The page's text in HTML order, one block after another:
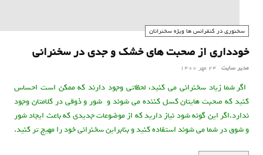
سخنوری در کنفرانس ها ويژه سخنرانان
خودداری از صحبت های خشک و جدی در سخنرانی
مدیر سایت 24 مهر 1400
اگر شما زياد سخنرانی می کنيد، لحظاتی وجود دارند که ممکن است احساس
کنيد که صحبت هايتان کسل کننده می شوند و شور و ذوقی در کلامتان وجود
ندارد.اگر اين گونه شود نياز داريد که از موضوعات جديدی که باعث ايجاد شور
و شوق در شما می شوند استفاده کنيد و بنابراين سخنرانی خود را مهيج تر کنيد.